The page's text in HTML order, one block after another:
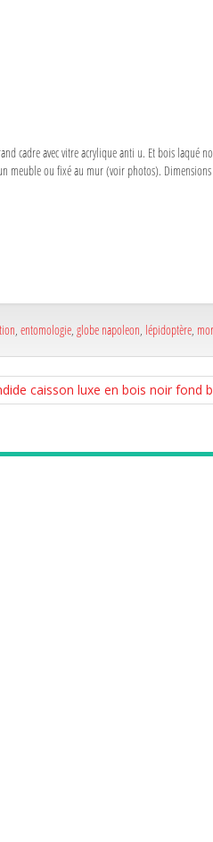
cadre avec vitre acrylique anti u. Et bois
meuble ou fixé au mur (voir photos).
entomologie globe napoleon lépidoptère
caisson luxe en bois noir fond